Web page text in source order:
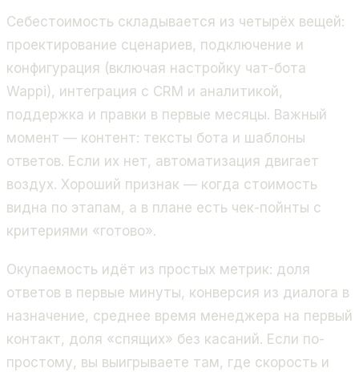
Себестоимость складывается из четырёх вещей:
проектирование сценариев, подключение и
конфигурация (включая настройку чат-бота
Wappi), интеграция с CRM и аналитикой,
поддержка и правки в первые месяцы. Важный
момент — контент: тексты бота и шаблоны
ответов. Если их нет, автоматизация двигает
воздух. Хороший признак — когда стоимость
видна по этапам, а в плане есть чек-пойнты с
критериями «готово».
Окупаемость идёт из простых метрик: доля
ответов в первые минуты, конверсия из диалога в
назначение, среднее время менеджера на первый
контакт, доля «спящих» без касаний. Если по-
простому, вы выигрываете там, где скорость и